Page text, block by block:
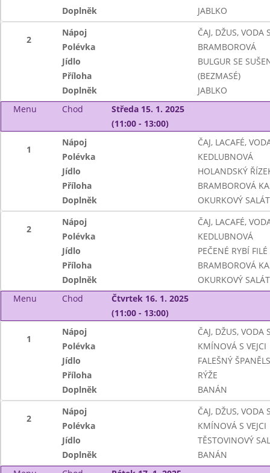
Doplněk
JABLKO
2
Nápoj
ČAJ, DŽUS, VODA
Polévka
BRAMBOROVÁ
Jídlo
BULGUR SE
Příloha
(BEZMASÉ)
Doplněk
JABLKO
Menu
Chod
Středa 15. 1. 2025
(11:00 - 13:00)
1
Nápoj
ČAJ, LACAFÉ,
Polévka
KEDLUBNOVÁ
Jídlo
HOLANDSKÝ
Příloha
BRAMBOROVÁ
Doplněk
OKURKOVÝ SALÁT
2
Nápoj
ČAJ, LACAFÉ,
Polévka
KEDLUBNOVÁ
Jídlo
PEČENÉ RYBÍ
Příloha
BRAMBOROVÁ
Doplněk
OKURKOVÝ SALÁT
Menu
Chod
Čtvrtek 16. 1. 2025
(11:00 - 13:00)
1
Nápoj
ČAJ, DŽUS, VODA
Polévka
KMÍNOVÁ S VEJCI
Jídlo
FALEŠNÝ
Příloha
RÝŽE
Doplněk
BANÁN
2
Nápoj
ČAJ, DŽUS, VODA
Polévka
KMÍNOVÁ S VEJCI
Jídlo
TĚSTOVINOVÝ
Doplněk
BANÁN